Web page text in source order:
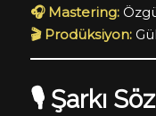
🎧 Mastering:
🎬 Prodüksiyon:
🎙️ Şarkı